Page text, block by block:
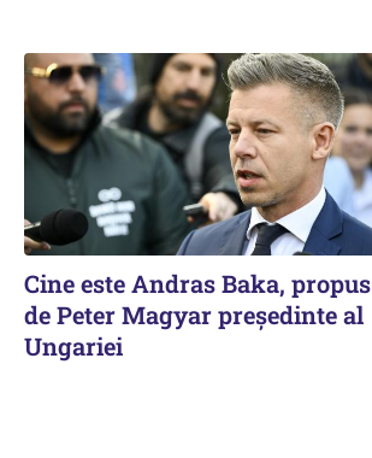
Cine este Andras Baka, propus
de Peter Magyar președinte al
Ungariei